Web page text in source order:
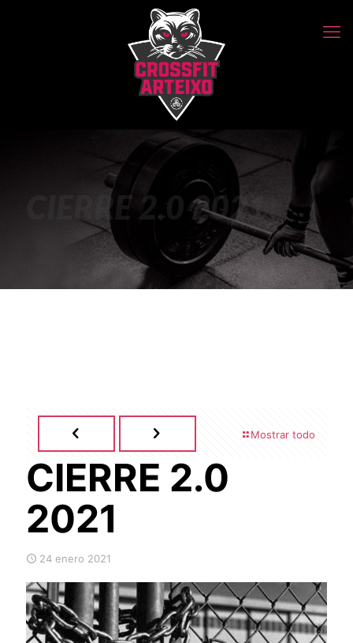
CIERRE 2.0 2021
Mostrar todo
CIERRE 2.0
2021
24 enero 2021